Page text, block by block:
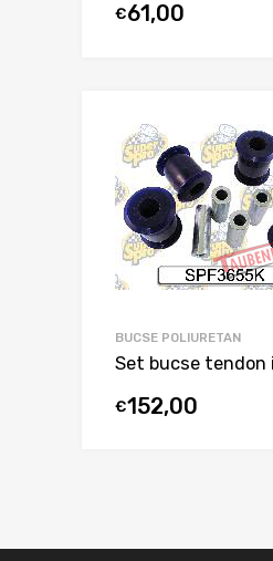
€61,00
BUCSE POLIURETAN
Set bucse tendon
€152,00